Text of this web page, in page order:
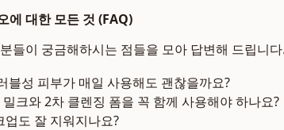
에 대한 모든 것 (FAQ)
들이 궁금해하시는 점들을 모아 답변해 드립니다.
블성 피부가 매일 사용해도 괜찮을까요?
크와 2차 클렌징 폼을 꼭 함께 사용해야 하나요?
업도 잘 지워지나요?